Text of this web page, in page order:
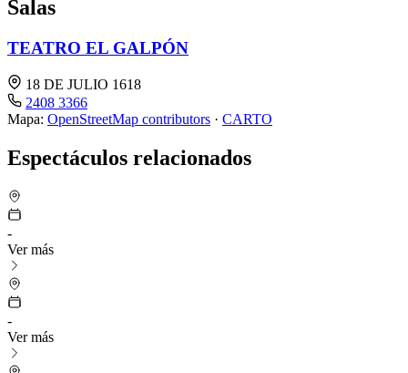
Salas
TEATRO EL GALPÓN
18 DE JULIO 1618
2408 3366
−
Mapa: OpenStreetMap contributors · CARTO
Espectáculos relacionados
-
Ver más
-
Ver más